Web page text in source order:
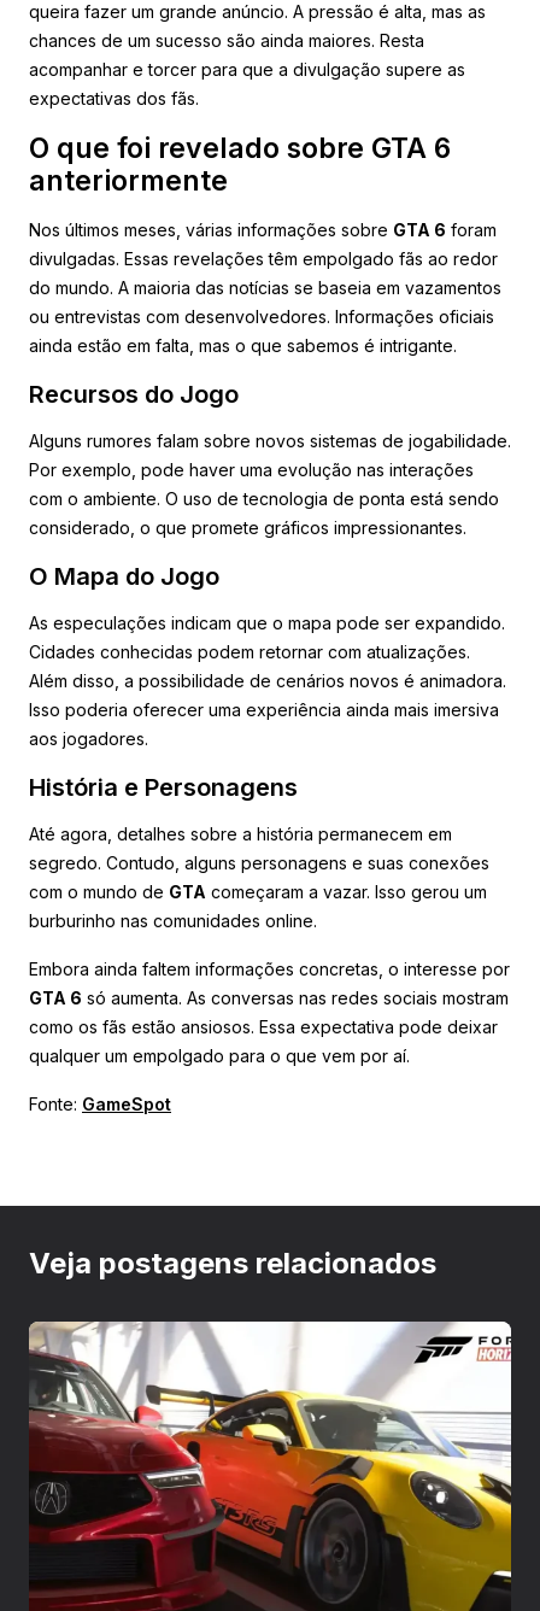
queira fazer um grande anúncio. A pressão é alta, mas as
chances de um sucesso são ainda maiores. Resta
acompanhar e torcer para que a divulgação supere as
expectativas dos fãs.
O que foi revelado sobre GTA 6
anteriormente
Nos últimos meses, várias informações sobre GTA 6 foram
divulgadas. Essas revelações têm empolgado fãs ao redor
do mundo. A maioria das notícias se baseia em vazamentos
ou entrevistas com desenvolvedores. Informações oficiais
ainda estão em falta, mas o que sabemos é intrigante.
Recursos do Jogo
Alguns rumores falam sobre novos sistemas de jogabilidade.
Por exemplo, pode haver uma evolução nas interações
com o ambiente. O uso de tecnologia de ponta está sendo
considerado, o que promete gráficos impressionantes.
O Mapa do Jogo
As especulações indicam que o mapa pode ser expandido.
Cidades conhecidas podem retornar com atualizações.
Além disso, a possibilidade de cenários novos é animadora.
Isso poderia oferecer uma experiência ainda mais imersiva
aos jogadores.
História e Personagens
Até agora, detalhes sobre a história permanecem em
segredo. Contudo, alguns personagens e suas conexões
com o mundo de GTA começaram a vazar. Isso gerou um
burburinho nas comunidades online.
Embora ainda faltem informações concretas, o interesse por
GTA 6 só aumenta. As conversas nas redes sociais mostram
como os fãs estão ansiosos. Essa expectativa pode deixar
qualquer um empolgado para o que vem por aí.
Fonte: GameSpot
Veja postagens relacionados